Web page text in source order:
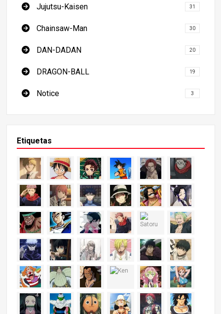
Jujutsu-Kaisen 31
Chainsaw-Man 30
DAN-DADAN 20
DRAGON-BALL 19
Notice 3
Etiquetas